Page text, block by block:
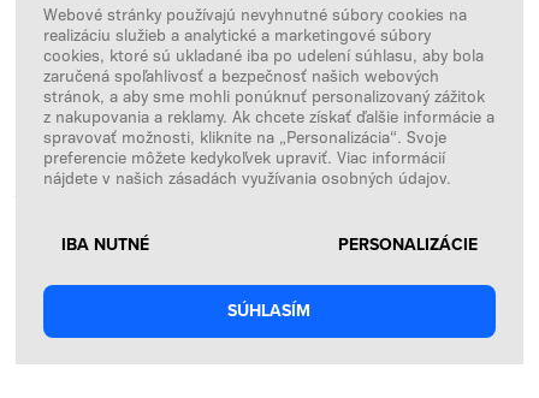
Instagram
Copyright © 2026 SFD S. A.
PLATBY SPRACÚVA
Webové stránky používajú nevyhnutné súbory cookies na
realizáciu služieb a analytické a marketingové súbory
cookies, ktoré sú ukladané iba po udelení súhlasu, aby bola
zaručená spoľahlivosť a bezpečnosť našich webových
stránok, a aby sme mohli ponúknuť personalizovaný zážitok
z nakupovania a reklamy. Ak chcete získať ďalšie informácie a
spravovať možnosti, kliknite na „Personalizácia“. Svoje
preferencie môžete kedykoľvek upraviť. Viac informácií
nájdete v našich zásadách využívania osobných údajov.
IBA NUTNÉ PERSONALIZÁCIE
SÚHLASÍM